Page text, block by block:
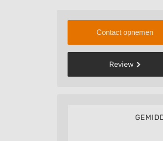
Contact opnemen
Review